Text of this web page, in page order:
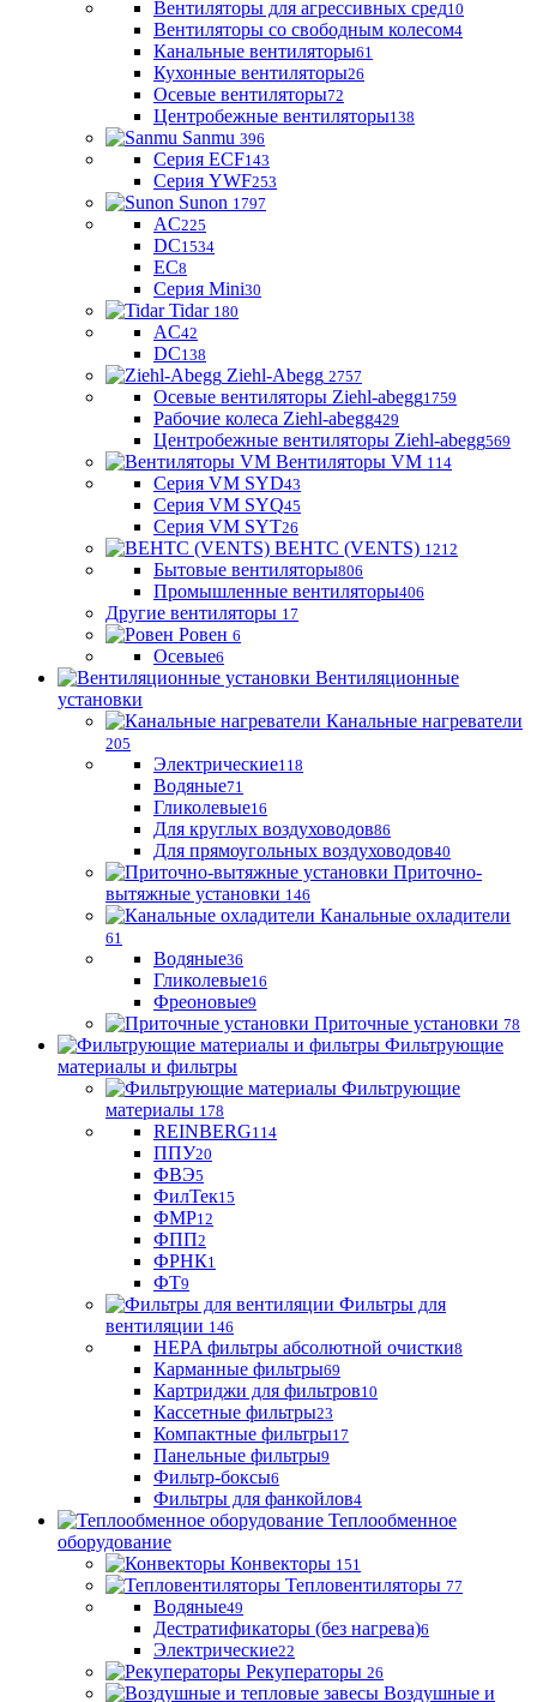
Вентиляторы для агрессивных сред10
Вентиляторы со свободным колесом4
Канальные вентиляторы61
Кухонные вентиляторы26
Осевые вентиляторы72
Центробежные вентиляторы138
Sanmu 396
Серия ECF143
Серия YWF253
Sunon 1797
AC225
DC1534
EC8
Серия Mini30
Tidar 180
AC42
DC138
Ziehl-Abegg 2757
Осевые вентиляторы Ziehl-abegg1759
Рабочие колеса Ziehl-abegg429
Центробежные вентиляторы Ziehl-abegg569
Вентиляторы VM 114
Серия VM SYD43
Серия VM SYQ45
Серия VM SYT26
ВЕНТС (VENTS) 1212
Бытовые вентиляторы806
Промышленные вентиляторы406
Другие вентиляторы 17
Ровен 6
Осевые6
Вентиляционные
установки
Канальные нагреватели
205
Электрические118
Водяные71
Гликолевые16
Для круглых воздуховодов86
Для прямоугольных воздуховодов40
Приточно-
вытяжные установки 146
Канальные охладители
61
Водяные36
Гликолевые16
Фреоновые9
Приточные установки 78
Фильтрующие
материалы и фильтры
Фильтрующие
материaлы 178
REINBERG114
ППУ20
ФВЭ5
ФилТек15
ФМР12
ФПП2
ФРНК1
ФТ9
Фильтры для
вентиляции 146
HEPA фильтры абсолютной очистки8
Карманные фильтры69
Картриджи для фильтров10
Кассетные фильтры23
Компактные фильтры17
Панельные фильтры9
Фильтр-боксы6
Фильтры для фанкойлов4
Теплообменное
оборудование
Конвекторы 151
Тепловентиляторы 77
Водяные49
Дестратификаторы (без нагрева)6
Электрические22
Рекуператоры 26
Воздушные и